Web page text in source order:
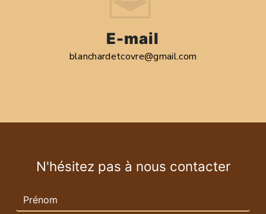
E-mail
blanchardetcovre@gmail.com
N'hésitez pas à nous contacter